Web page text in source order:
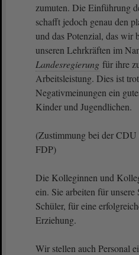
zumuten. Die Einführung
schafft jedoch genau den
und das Potenzial, das wir
unseren Lehrkräften im
Landesregierung für ihre
Arbeitsleistung. Dies ist
Negativmeinungen ein
Kinder und Jugendlichen.
(Zustimmung bei der
FDP)
Die Kolleginnen und
ein. Sie arbeiten für unsere
Schüler, für eine
Erziehung.
Wir stellen auch Personal